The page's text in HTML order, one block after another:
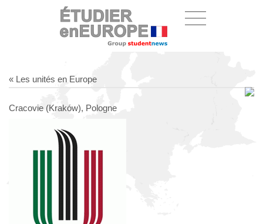
« Les unités en Europe
Cracovie (Kraków), Pologne